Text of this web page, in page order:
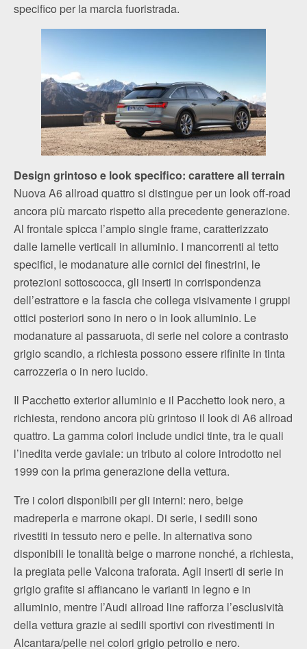
specifico per la marcia fuoristrada.
Design grintoso e look specifico: carattere all terrain
Nuova A6 allroad quattro si distingue per un look off-road
ancora più marcato rispetto alla precedente generazione.
Al frontale spicca l’ampio single frame, caratterizzato
dalle lamelle verticali in alluminio. I mancorrenti al tetto
specifici, le modanature alle cornici dei finestrini, le
protezioni sottoscocca, gli inserti in corrispondenza
dell’estrattore e la fascia che collega visivamente i gruppi
ottici posteriori sono in nero o in look alluminio. Le
modanature ai passaruota, di serie nel colore a contrasto
grigio scandio, a richiesta possono essere rifinite in tinta
carrozzeria o in nero lucido.
Il Pacchetto exterior alluminio e il Pacchetto look nero, a
richiesta, rendono ancora più grintoso il look di A6 allroad
quattro. La gamma colori include undici tinte, tra le quali
l’inedita verde gaviale: un tributo al colore introdotto nel
1999 con la prima generazione della vettura.
Tre i colori disponibili per gli interni: nero, beige
madreperla e marrone okapi. Di serie, i sedili sono
rivestiti in tessuto nero e pelle. In alternativa sono
disponibili le tonalità beige o marrone nonché, a richiesta,
la pregiata pelle Valcona traforata. Agli inserti di serie in
grigio grafite si affiancano le varianti in legno e in
alluminio, mentre l’Audi allroad line rafforza l’esclusività
della vettura grazie ai sedili sportivi con rivestimenti in
Alcantara/pelle nei colori grigio petrolio e nero.